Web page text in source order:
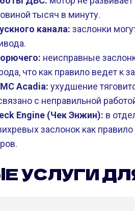
тысяч в минуту.
канала: заслонки
неисправные
что как правило ведет к
Acadia: ухудшение
с неправильной
Engine (Чек Энжин): в
заслонок как
УСЛУГИ